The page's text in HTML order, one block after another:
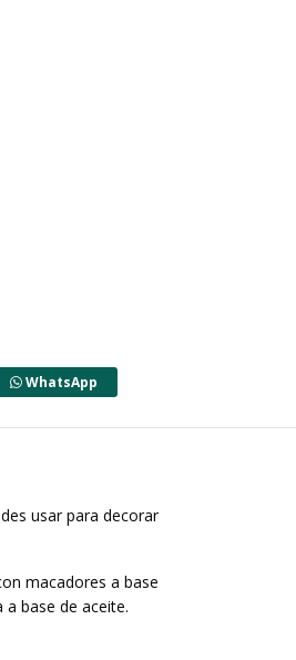
WhatsApp
usar para decorar
macadores a base
base de aceite.